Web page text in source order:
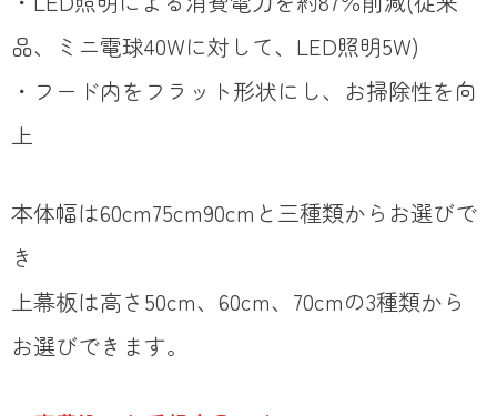
品、ミニ電球40Wに対して、LED照明5W)
・フード内をフラット形状にし、お掃除性を向
上
本体幅は60cm75cm90cmと三種類からお選びで
き
上幕板は高さ50cm、60cm、70cmの3種類から
お選びできます。